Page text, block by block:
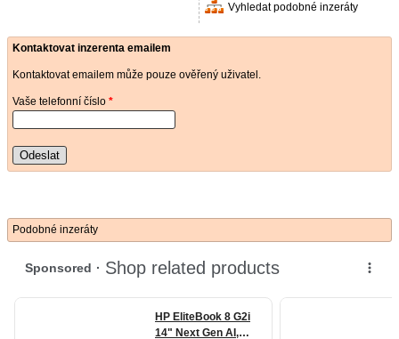
Vyhledat podobné inzeráty
Kontaktovat inzerenta emailem
Kontaktovat emailem může pouze ověřený uživatel.
Vaše telefonní číslo *
Odeslat
Podobné inzeráty